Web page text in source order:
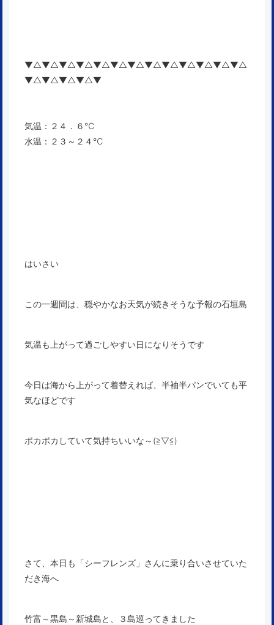
▼△▼△▼△▼△▼△▼△▼△▼△▼△▼△▼△▼△▼△
▼△▼△▼△▼△▼
気温：２４．６℃
水温：２３～２４℃
はいさい
この一週間は、穏やかなお天気が続きそうな予報の石垣島
気温も上がって過ごしやすい日になりそうです
今日は海から上がって着替えれば、半袖半パンでいても平
気なほどです
ポカポカしていて気持ちいいな～(≧▽≦)
さて、本日も「シーフレンズ」さんに乗り合いさせていた
だき海へ
竹富～黒島～新城島と、３島巡ってきました